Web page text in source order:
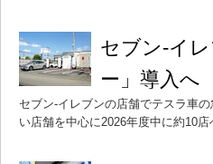
セブン-イ
ー」導入へ
セブン-イレブンの店舗でテスラ車
い店舗を中心に2026年度中に約10店